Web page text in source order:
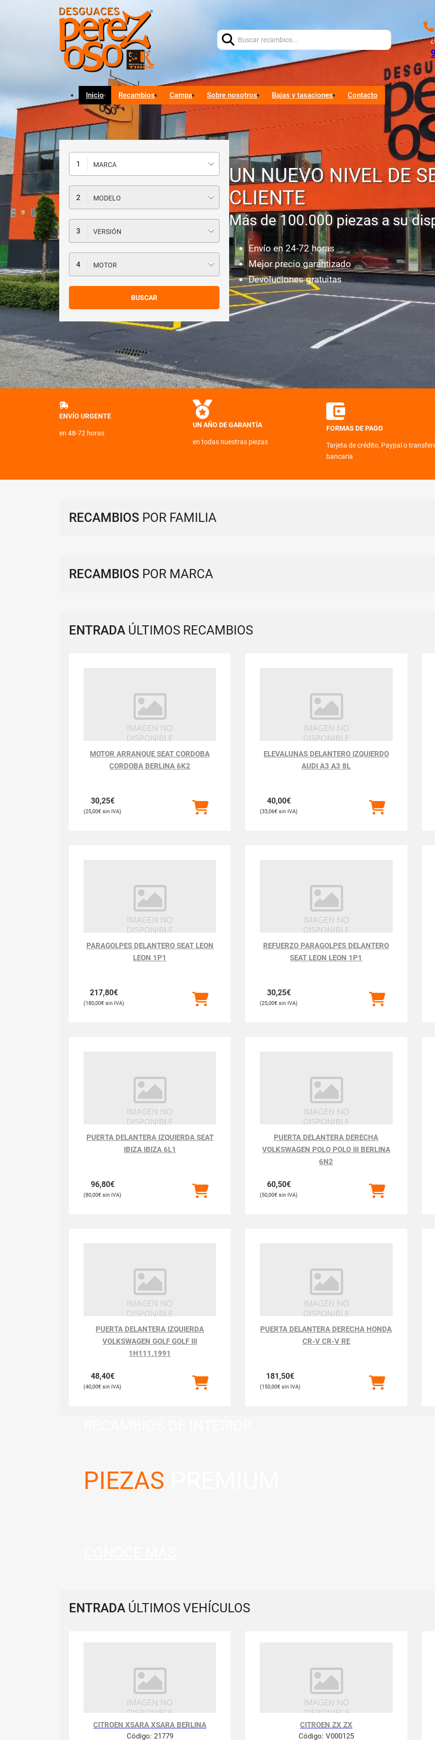
Buscar:
Inicio Recambios Campa Sobre nosotros Bajas y tasaciones Contacto
MARCA
MODELO
VERSIÓN
MOTOR
UN NUEVO NIVEL DE
CLIENTE
Más de 100.000 piezas a su
Envío en 24-72 horas
Mejor precio garantizado
Devoluciones gratuitas
ENVÍO URGENTE
en 48-72 horas
UN AÑO DE GARANTÍA
en todas nuestras piezas
FORMAS DE PAGO
Tarjeta de crédito, Paypal o
bancaria
RECAMBIOS POR FAMILIA
RECAMBIOS POR MARCA
ENTRADA ÚLTIMOS RECAMBIOS
MOTOR ARRANQUE SEAT CORDOBA
CORDOBA BERLINA 6K2
30,25€
25,00€
ELEVALUNAS DELANTERO IZQUIERDO
AUDI A3 A3 8L
40,00€
33,06€
PARAGOLPES DELANTERO SEAT LEON
LEON 1P1
217,80€
180,00€
REFUERZO PARAGOLPES DELANTERO
SEAT LEON LEON 1P1
30,25€
25,00€
PUERTA DELANTERA IZQUIERDA SEAT
IBIZA IBIZA 6L1
96,80€
80,00€
PUERTA DELANTERA DERECHA
VOLKSWAGEN POLO POLO III BERLINA
6N2
60,50€
50,00€
PUERTA DELANTERA IZQUIERDA
VOLKSWAGEN GOLF GOLF III
1H111.1991
48,40€
40,00€
PUERTA DELANTERA DERECHA HONDA
CR-V CR-V RE
181,50€
150,00€
PIEZAS
ENTRADA ÚLTIMOS VEHÍCULOS
CITROEN XSARA XSARA BERLINA
Código: 21779
CITROEN ZX ZX
Código: V000125